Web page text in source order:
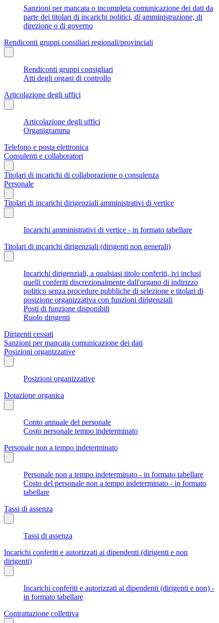
Sanzioni per mancata o incompleta comunicazione dei dati da
parte dei titolari di incarichi politici, di amministrazione, di
direzione o di governo
Rendiconti gruppi consiliari regionali/provinciali
Rendiconti gruppi consigliari
Atti degli organi di controllo
Articolazione degli uffici
Articolazione degli uffici
Organigramma
Telefono e posta elettronica
Consulenti e collaboratori
Titolari di incarichi di collaborazione o consulenza
Personale
Titolari di incarichi dirigenziali amministrativi di vertice
Incarichi amministrativi di vertice - in formato tabellare
Titolari di incarichi dirigenziali (dirigenti non generali)
Incarichi dirigenziali, a qualsiasi titolo conferiti, ivi inclusi
quelli conferiti discrezionalmente dall'organo di indirizzo
politico senza procedure pubbliche di selezione e titolari di
posizione organizzativa con funzioni dirigenziali
Posti di funzione disponibili
Ruolo dirigenti
Dirigenti cessati
Sanzioni per mancata comunicazione dei dati
Posizioni organizzative
Posizioni organizzative
Dotazione organica
Conto annuale del personale
Costo personale tempo indeterminato
Personale non a tempo indeterminato
Personale non a tempo indeterminato - in formato tabellare
Costo del personale non a tempo indeterminato - in formato
tabellare
Tassi di assenza
Tassi di assenza
Incarichi conferiti e autorizzati ai dipendenti (dirigenti e non
dirigenti)
Incarichi conferiti e autorizzati ai dipendenti (dirigenti e non) -
in formato tabellare
Contrattazione collettiva